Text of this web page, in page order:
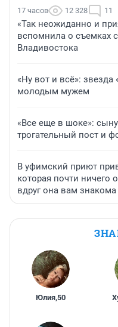
17 часов 12 328 11
«Так неожиданно и
вспомнила о съемках
Владивостока
«Ну вот и всё»: звезда
молодым мужем
«Все еще в шоке»:
трогательный пост и
В уфимский приют
которая почти ничего
вдруг она вам знакома
Юлия,50